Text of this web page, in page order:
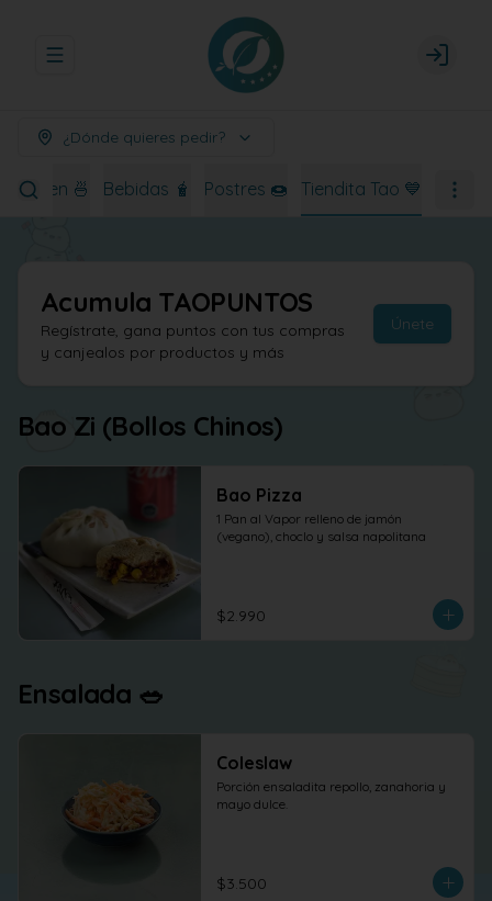
Abrir menu de navegación Login
¿Dónde quieres pedir?
Ramen 🍜 Bebidas 🧋 Postres 🍩 Tiendita Tao 💙
Acumula TAOPUNTOS
Regístrate, gana puntos con tus compras
y canjealos por productos y más
Únete
Bao Zi (Bollos Chinos)
Bao Pizza
1 Pan al Vapor relleno de jamón
(vegano), choclo y salsa napolitana
$2.990
Ensalada 🥗
Coleslaw
Porción ensaladita repollo, zanahoria y
mayo dulce.
$3.500